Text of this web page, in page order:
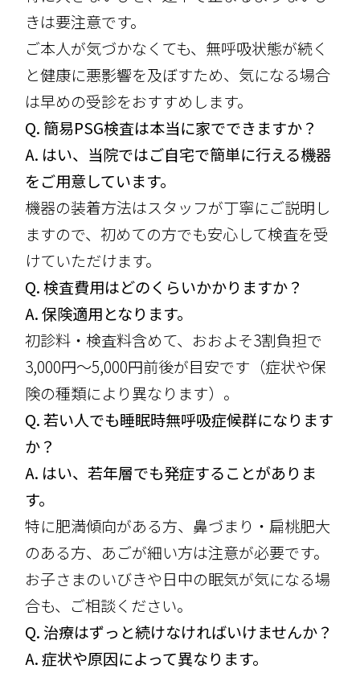
きは要注意です。
ご本人が気づかなくても、無呼吸状態が続く
と健康に悪影響を及ぼすため、気になる場合
は早めの受診をおすすめします。
Q. 簡易PSG検査は本当に家でできますか？
A. はい、当院ではご自宅で簡単に行える機器
をご用意しています。
機器の装着方法はスタッフが丁寧にご説明し
ますので、初めての方でも安心して検査を受
けていただけます。
Q. 検査費用はどのくらいかかりますか？
A. 保険適用となります。
初診料・検査料含めて、おおよそ3割負担で
3,000円～5,000円前後が目安です（症状や保
険の種類により異なります）。
Q. 若い人でも睡眠時無呼吸症候群になります
か？
A. はい、若年層でも発症することがありま
す。
特に肥満傾向がある方、鼻づまり・扁桃肥大
のある方、あごが細い方は注意が必要です。
お子さまのいびきや日中の眠気が気になる場
合も、ご相談ください。
Q. 治療はずっと続けなければいけませんか？
A. 症状や原因によって異なります。